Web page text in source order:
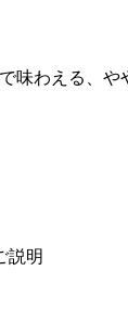
わえる、や
説明